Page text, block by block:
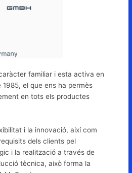
familiar i esta activa en
el que ens ha permès
en tots els productes
i la innovació, així com
dels clients pel
i la realització a través de
tècnica, això forma la